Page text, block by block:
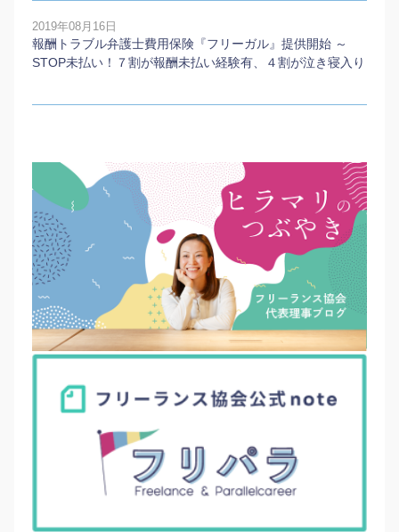
2019年08月16日
報酬トラブル弁護士費用保険『フリーガル』提供開始 ～
STOP未払い！７割が報酬未払い経験有、４割が泣き寝入り